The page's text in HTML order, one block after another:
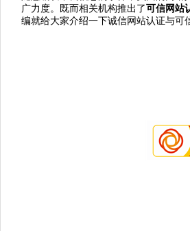
广力度。既而相关机构推出了可信网站
编就给大家介绍一下诚信网站认证与可